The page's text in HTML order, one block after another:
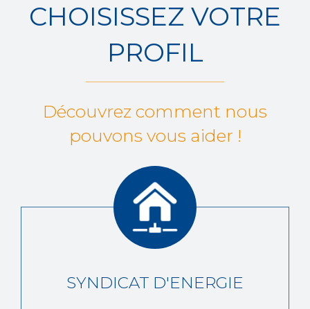
CHOISISSEZ VOTRE
PROFIL
Découvrez comment nous
pouvons vous aider !
SYNDICAT D'ENERGIE